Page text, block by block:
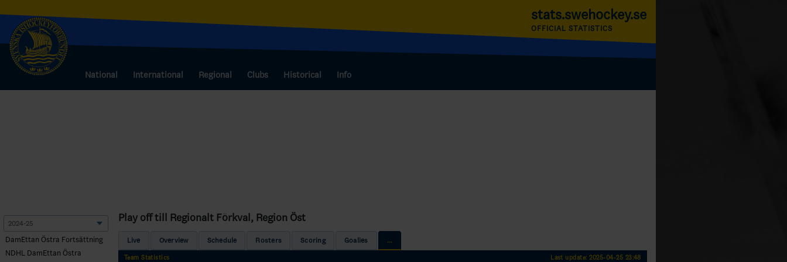
National International Regional Clubs Historical Info
stats.swehockey.se
OFFICIAL STATISTICS
DamEttan Östra Fortsättning
NDHL DamEttan Östra
Play off till Regionalt Förkval, Region Öst
Live Overview Schedule Rosters Scoring Goalies ...
Team Statistics Last update: 2025-04-25 23:48